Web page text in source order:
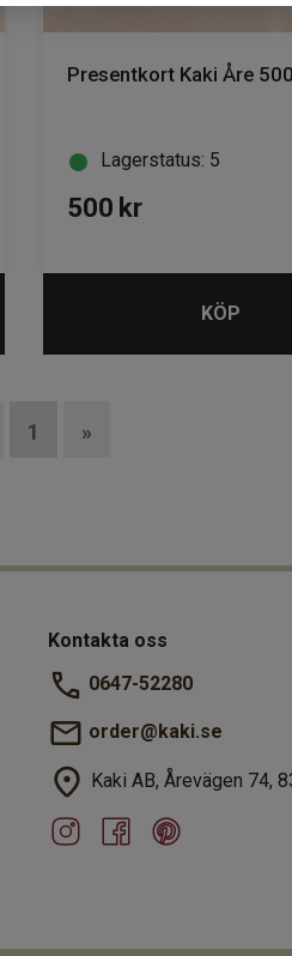
Presentkort Kaki Åre
Lagerstatus: 5
500 kr
KÖP
1 »
Kontakta oss
0647-52280
order@kaki.se
Kaki AB, Årevägen 74,